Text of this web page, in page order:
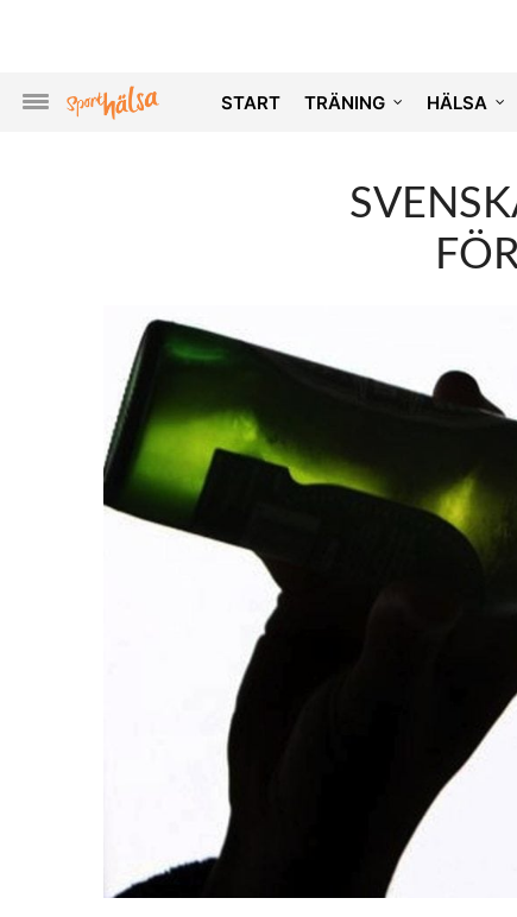
START TRÄNING HÄLSA